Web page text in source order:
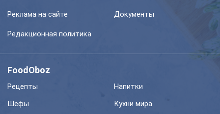
Реклама на сайте Документы
Редакционная политика
FoodOboz
Рецепты
Напитки
Шефы
Кухни мира